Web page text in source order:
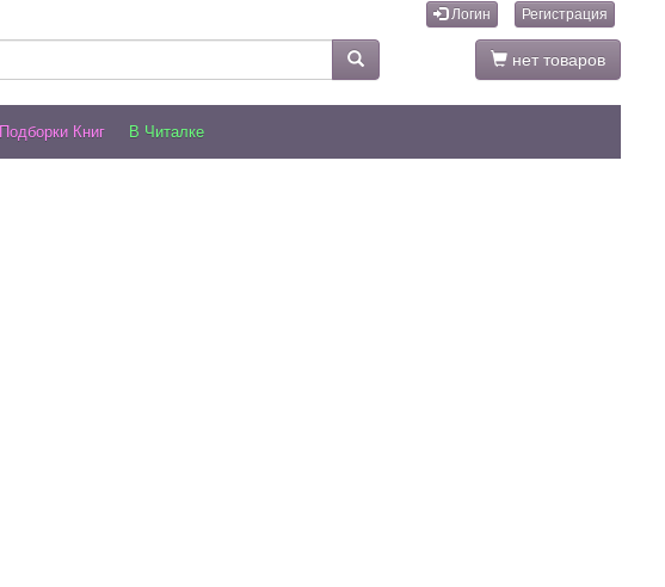
Логин Регистрация
нет товаров
Подборки Книг В Читалке